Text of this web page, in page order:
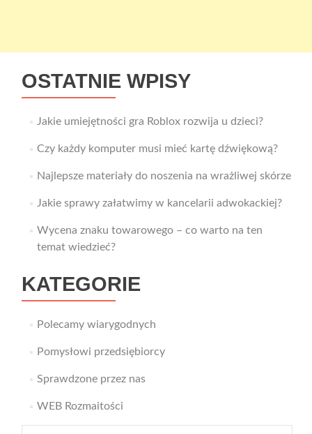
OSTATNIE WPISY
Jakie umiejętności gra Roblox rozwija u dzieci?
Czy każdy komputer musi mieć kartę dźwiękową?
Najlepsze materiały do noszenia na wrażliwej skórze
Jakie sprawy załatwimy w kancelarii adwokackiej?
Wycena znaku towarowego – co warto na ten
temat wiedzieć?
KATEGORIE
Polecamy wiarygodnych
Pomysłowi przedsiębiorcy
Sprawdzone przez nas
WEB Rozmaitości